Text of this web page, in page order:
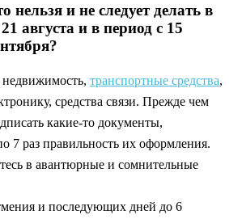
нельзя и не следует делать в
августа и в период с 15
транспортные средства,
средства связи. Прежде чем
какие-то документы,
7 раз правильность их оформления.
в авантюрные и сомнительные
и последующих дней до 6